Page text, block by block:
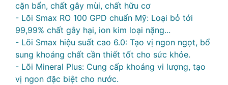
cặn bẩn, chất gây mùi, chất hữu cơ
- Lõi Smax RO 100 GPD chuẩn Mỹ: Loại bỏ tới
99,99% chất gây hại, ion kim loại nặng...
- Lõi Smax hiệu suất cao 6.0: Tạo vị ngon ngọt, bổ
sung khoáng chất cần thiết tốt cho sức khỏe.
- Lõi Mineral Plus: Cung cấp khoáng vi lượng, tạo
vị ngon đặc biệt cho nước.